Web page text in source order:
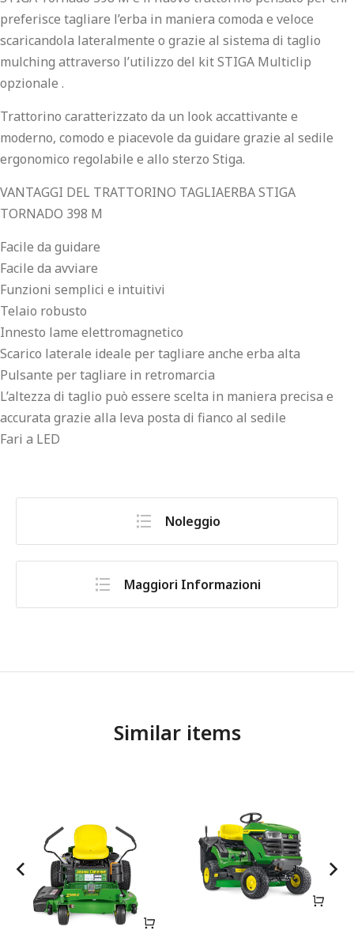
preferisce tagliare l’erba in maniera comoda e veloce
scaricandola lateralmente o grazie al sistema di taglio
mulching attraverso l’utilizzo del kit STIGA Multiclip
opzionale .
Trattorino caratterizzato da un look accattivante e
moderno, comodo e piacevole da guidare grazie al sedile
ergonomico regolabile e allo sterzo Stiga.
VANTAGGI DEL TRATTORINO TAGLIAERBA STIGA
TORNADO 398 M
Facile da guidare
Facile da avviare
Funzioni semplici e intuitivi
Telaio robusto
Innesto lame elettromagnetico
Scarico laterale ideale per tagliare anche erba alta
Pulsante per tagliare in retromarcia
L’altezza di taglio può essere scelta in maniera precisa e
accurata grazie alla leva posta di fianco al sedile
Fari a LED
Noleggio
Maggiori Informazioni
Similar items